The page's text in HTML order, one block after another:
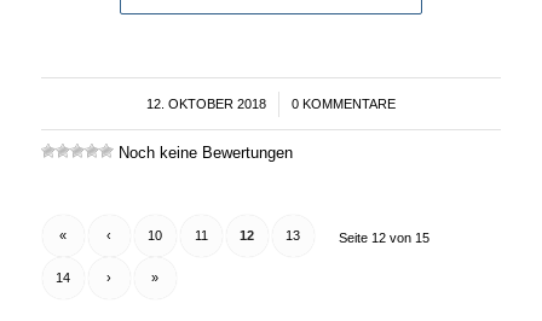
12. OKTOBER 2018
/ 0 KOMMENTARE
Noch keine Bewertungen
Seite 12 von 15
« ‹ 10 11 12 13
14 › »